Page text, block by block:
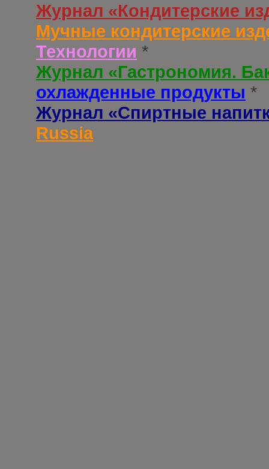
Журнал «Кондитерские
Мучные кондитерские
Технологии *
Журнал «Гастрономия.
охлажденные продукты *
Журнал «Спиртные
Russia